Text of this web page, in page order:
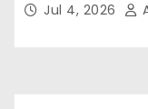
Jul 4, 2026